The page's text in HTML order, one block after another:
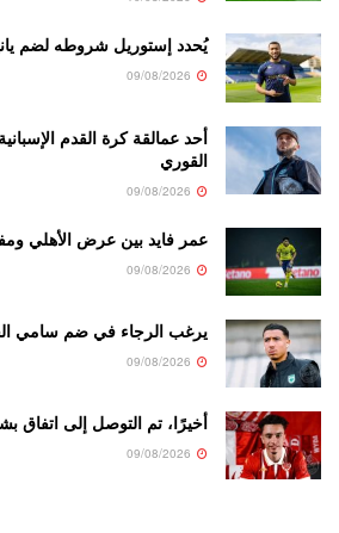
يُحدد إستوريل شروطه لضم
أحد عمالقة كرة القدم
القوري
عمر فايد بين عرض الأهلي
يرغب الرجاء في ضم سامي
أخيرًا، تم التوصل إلى اتفاق